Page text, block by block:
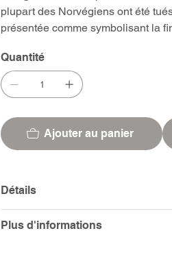
plupart des Norvégiens ont été
présentée comme symbolisant la
Quantité
Ajouter au panier
Détails
Plus d'informations